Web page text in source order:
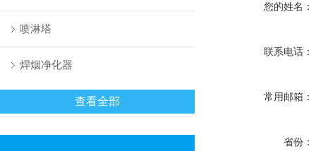
喷淋塔
焊烟净化器
查看全部
您的姓名：
联系电话：
常用邮箱：
省份：